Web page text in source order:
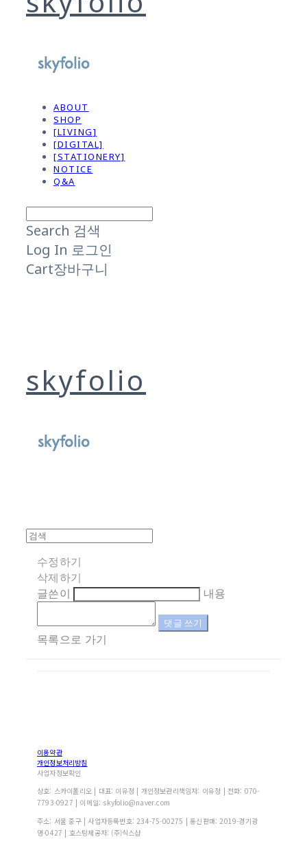
ABOUT
SHOP
[LIVING]
[DIGITAL]
[STATIONERY]
NOTICE
Q&A
Search 검색
Log In 로그인
Cart장바구니
skyfolio
수정하기
삭제하기
글쓴이
내용
댓글 쓰기
목록으로 가기
이용약관
개인정보처리방침
사업자정보확인
상호: 스카이폴리오 | 대표: 이유정 | 개인정보관리책임자: 이유정 | 전화: 070-
7793-0927 | 이메일: skyfolio@naver.com
주소: 서울 중구 | 사업자등록번호: 234-75-00275 | 통신판매: 2019-경기광
명-0427 | 호스팅제공자: (주)식스샵